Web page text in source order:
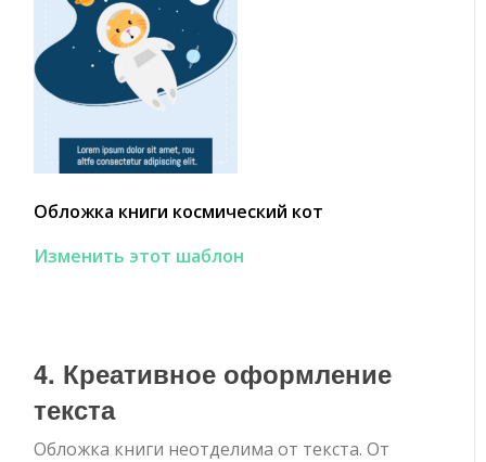
Обложка книги космический кот
Изменить этот шаблон
4. Креативное оформление
текста
Обложка книги неотделима от текста. От